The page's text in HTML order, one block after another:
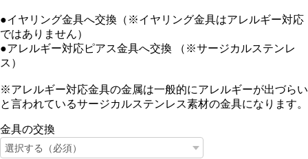
●イヤリング金具へ交換（※イヤリング金具はアレルギー対応
ではありません）
●アレルギー対応ピアス金具へ交換 （※サージカルステンレ
ス）
※アレルギー対応金具の金属は一般的にアレルギーが出づらい
と言われているサージカルステンレス素材の金具になります。
金具の交換